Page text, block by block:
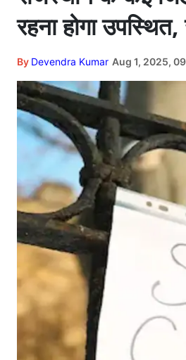
रहना होगा
By Devendra Kumar Aug 1, 2025,